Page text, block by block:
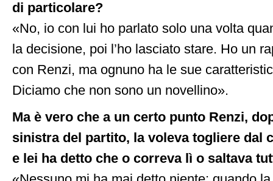
di particolare?
«No, io con lui ho parlato solo una volta
la decisione, poi l’ho lasciato stare. Ho un
con Renzi, ma ognuno ha le sue
Diciamo che non sono un novellino».
Ma è vero che a un certo punto Renzi,
sinistra del partito, la voleva togliere dal
e lei ha detto che o correva lì o saltava